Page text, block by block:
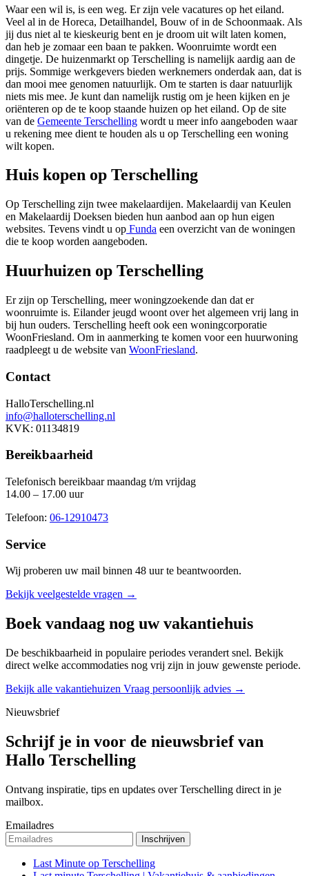
Waar een wil is, is een weg. Er zijn vele vacatures op het eiland.
Veel al in de Horeca, Detailhandel, Bouw of in de Schoonmaak. Als
jij dus niet al te kieskeurig bent en je droom uit wilt laten komen,
dan heb je zomaar een baan te pakken. Woonruimte wordt een
dingetje. De huizenmarkt op Terschelling is namelijk aardig aan de
prijs. Sommige werkgevers bieden werknemers onderdak aan, dat is
dan mooi mee genomen natuurlijk. Om te starten is daar natuurlijk
niets mis mee. Je kunt dan namelijk rustig om je heen kijken en je
oriënteren op de te koop staande huizen op het eiland. Op de site
van de Gemeente Terschelling wordt u meer info aangeboden waar
u rekening mee dient te houden als u op Terschelling een woning
wilt kopen.
Huis kopen op Terschelling
Op Terschelling zijn twee makelaardijen. Makelaardij van Keulen
en Makelaardij Doeksen bieden hun aanbod aan op hun eigen
websites. Tevens vindt u op Funda een overzicht van de woningen
die te koop worden aangeboden.
Huurhuizen op Terschelling
Er zijn op Terschelling, meer woningzoekende dan dat er
woonruimte is. Eilander jeugd woont over het algemeen vrij lang in
bij hun ouders. Terschelling heeft ook een woningcorporatie
WoonFriesland. Om in aanmerking te komen voor een huurwoning
raadpleegt u de website van WoonFriesland.
Contact
HalloTerschelling.nl
info@halloterschelling.nl
KVK: 01134819
Bereikbaarheid
Telefonisch bereikbaar maandag t/m vrijdag
14.00 – 17.00 uur
Telefoon: 06-12910473
Service
Wij proberen uw mail binnen 48 uurte beantwoorden.
Bekijk veelgestelde vragen →
Boek vandaag nog uw vakantiehuis
De beschikbaarheid in populaire periodes verandert snel. Bekijk
direct welke accommodaties nog vrij zijn in jouw gewenste periode.
Bekijk alle vakantiehuizen Vraag persoonlijk advies →
Nieuwsbrief
Schrijf je in voor de nieuwsbrief van
Hallo Terschelling
Ontvang inspiratie, tips en updates over Terschelling direct in je
mailbox.
Emailadres
Last Minute op Terschelling